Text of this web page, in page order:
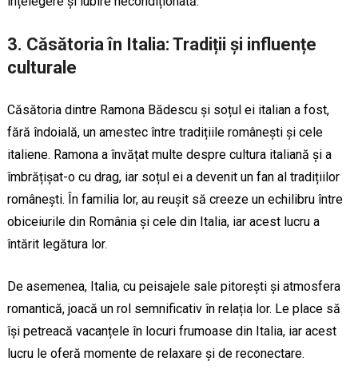
3. Căsătoria în Italia: Tradiții și influențe
culturale
Căsătoria dintre Ramona Bădescu și soțul ei italian a fost,
fără îndoială, un amestec între tradițiile românești și cele
italiene. Ramona a învățat multe despre cultura italiană și a
îmbrățișat-o cu drag, iar soțul ei a devenit un fan al tradițiilor
românești. În familia lor, au reușit să creeze un echilibru între
obiceiurile din România și cele din Italia, iar acest lucru a
întărit legătura lor.
De asemenea, Italia, cu peisajele sale pitorești și atmosfera
romantică, joacă un rol semnificativ în relația lor. Le place să
își petreacă vacanțele în locuri frumoase din Italia, iar acest
lucru le oferă momente de relaxare și de reconectare.